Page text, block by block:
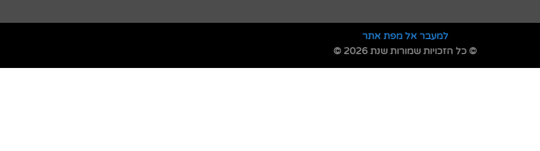
למעבר אל מפת אתר
© כל הזכויות שמורות שנת 2026 ©